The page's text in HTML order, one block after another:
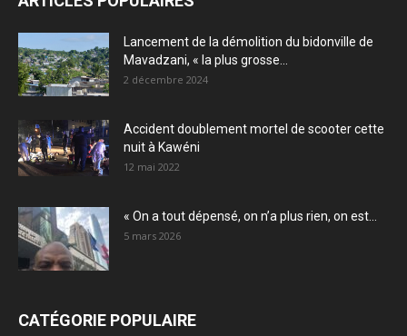
Lancement de la démolition du bidonville de
Mavadzani, « la plus grosse...
2 décembre 2024
Accident doublement mortel de scooter cette
nuit à Kawéni
12 mai 2022
« On a tout dépensé, on n’a plus rien, on est...
5 mars 2026
CATÉGORIE POPULAIRE